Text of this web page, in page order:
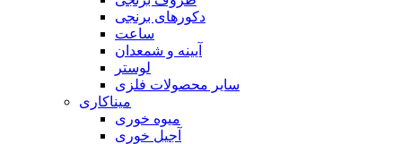
دکورهای برنجی
ساعت
آیینه و شمعدان
لوستر
سایر محصولات فلزی
میناکاری
میوه خوری
آجیل خوری